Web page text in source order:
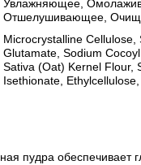
Увлажняющее,
Отшелушивающее,
Microcrystalline Cellulose,
Glutamate, Sodium
Sativa (Oat) Kernel Flour,
Isethionate,
пудра обеспечивает